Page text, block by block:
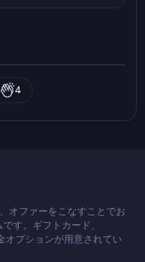
4
オファーをこなすことでお
す。ギフトカード、
プションが用意されてい